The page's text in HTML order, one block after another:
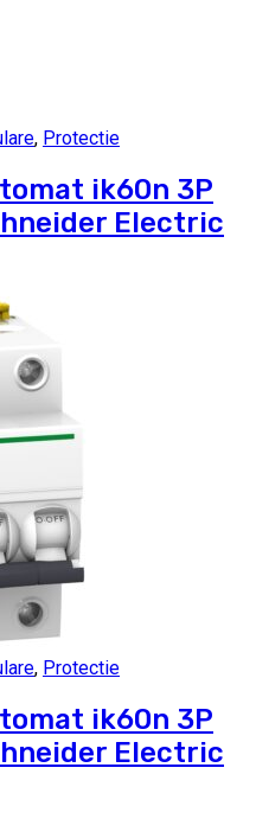
, Protectie
ik60n 3P
Electric
, Protectie
ik60n 3P
Electric